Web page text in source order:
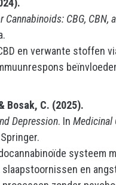
Cannabinoids: CBG, CBN,
en verwante stoffen
Bosak, C. (2025).
Depression. In Medicinal
systeem
en